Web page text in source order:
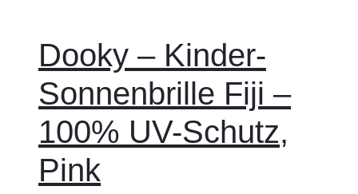
Dooky – Kinder-
Sonnenbrille Fiji –
100% UV-Schutz,
Pink